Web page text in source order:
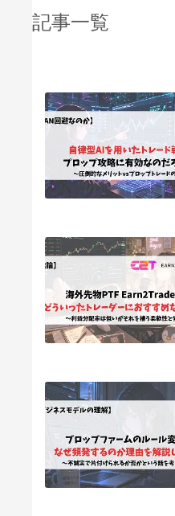
記事一覧